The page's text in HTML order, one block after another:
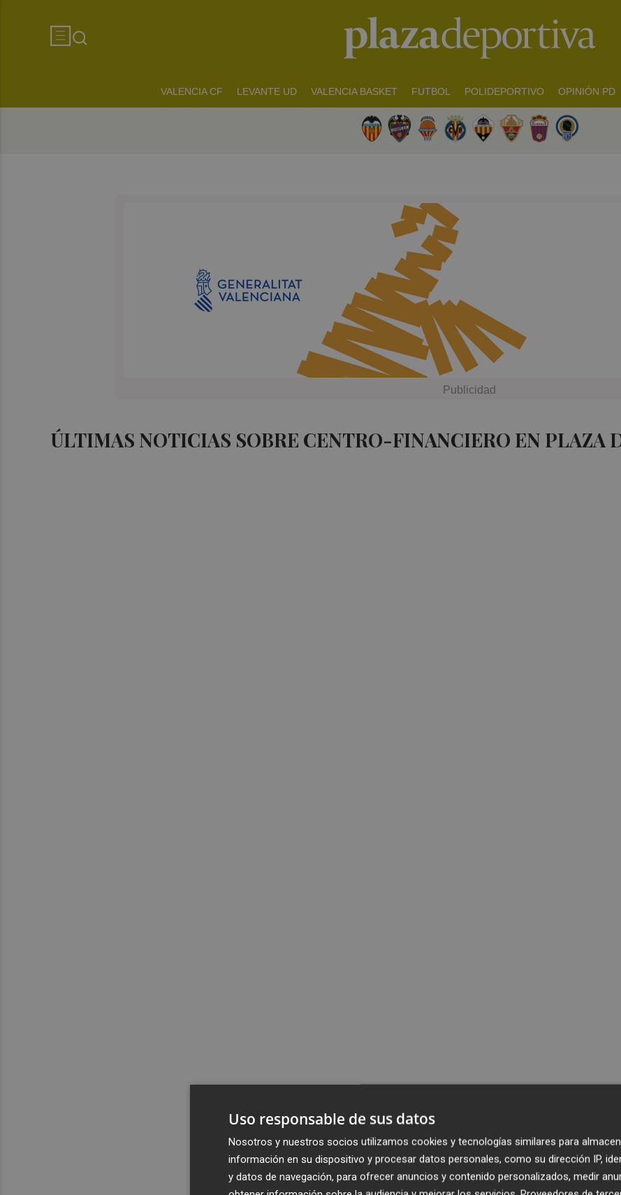
VALENCIA CF LEVANTE UD VALENCIA BASKET FUTBOL POLIDEPORTIVO OPINIÓN PD
ÚLTIMAS NOTICIAS SOBRE CENTRO-FINANCIERO EN PLAZA
Uso responsable de sus datos
Nosotros y nuestros socios utilizamos cookies y tecnologías similares para
información en su dispositivo y procesar datos personales, como su dirección IP,
y datos de navegación, para ofrecer anuncios y contenido personalizados, medir